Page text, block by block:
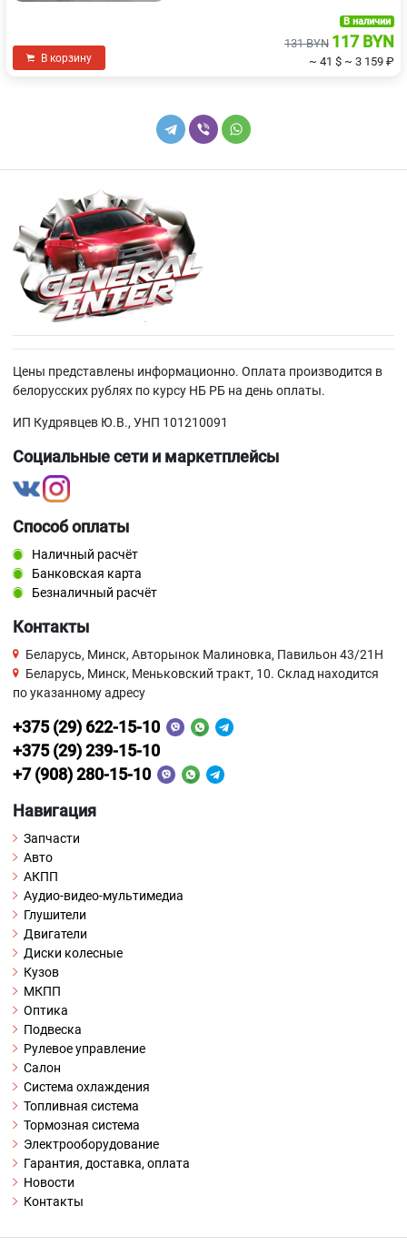
В корзину
В наличии
131 BYN 117 BYN
~ 41 $ ~ 3 159 ₽
Цены представлены информационно. Оплата производится в
белорусских рублях по курсу НБ РБ на день оплаты.
ИП Кудрявцев Ю.В., УНП 101210091
Социальные сети и маркетплейсы
Способ оплаты
Наличный расчёт
Банковская карта
Безналичный расчёт
Контакты
Беларусь, Минск, Авторынок Малиновка, Павильон 43/21Н
Беларусь, Минск, Меньковский тракт, 10. Склад находится
по указанному адресу
+375 (29) 622-15-10
+375 (29) 239-15-10
+7 (908) 280-15-10
Навигация
Запчасти
Авто
АКПП
Аудио-видео-мультимедиа
Глушители
Двигатели
Диски колесные
Кузов
МКПП
Оптика
Подвеска
Рулевое управление
Салон
Система охлаждения
Топливная система
Тормозная система
Электрооборудование
Гарантия, доставка, оплата
Новости
Контакты